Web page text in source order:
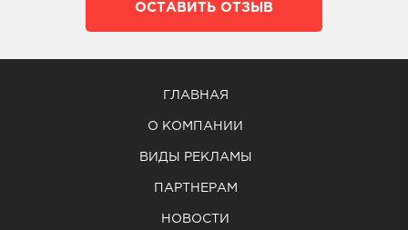
ОСТАВИТЬ ОТЗЫВ
ГЛАВНАЯ
О КОМПАНИИ
ВИДЫ РЕКЛАМЫ
ПАРТНЕРАМ
НОВОСТИ